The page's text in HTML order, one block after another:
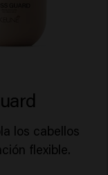
los cabellos
flexible.